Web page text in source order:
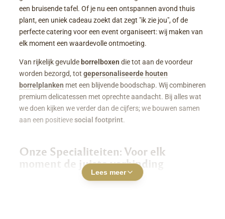
een bruisende tafel. Of je nu een ontspannen avond thuis
plant, een uniek cadeau zoekt dat zegt "ik zie jou", of de
perfecte catering voor een event organiseert: wij maken van
elk moment een waardevolle ontmoeting.
Van rijkelijk gevuldeborrelboxen die tot aan de voordeur
worden bezorgd, tot gepersonaliseerde houten
borrelplanken met een blijvende boodschap. Wij combineren
premium delicatessen met oprechte aandacht. Bij alles wat
we doen kijken we verder dan de cijfers; we bouwen samen
aan een positievesocial footprint.
Onze Specialiteiten: Voor elk
moment de juiste verbinding
Luxe Borrelboxen & Borrelpakketten
Lees meer